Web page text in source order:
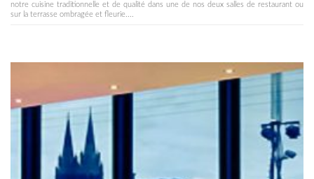
notre cuisine traditionnelle et de qualité dans une de nos deux salles de restaurant ou
sur la terrasse ombragée et fleurie....